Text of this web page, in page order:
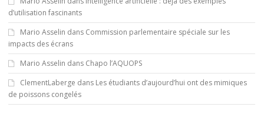
d’utilisation fascinants
Mario Asselin dans Commission parlementaire spéciale sur les
impacts des écrans
Mario Asselin dans Chapo l’AQUOPS
ClementLaberge dans Les étudiants d’aujourd’hui ont des mimiques
de poissons congelés